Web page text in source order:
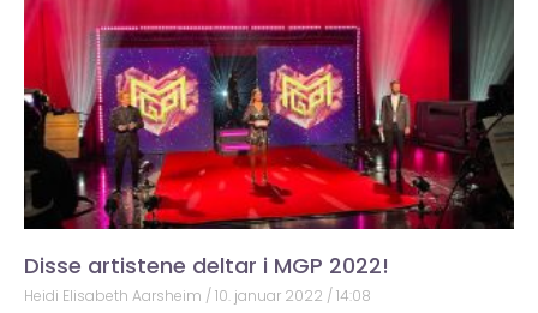
Disse artistene deltar i MGP 2022!
Heidi Elisabeth Aarsheim 10. januar 2022 14:08